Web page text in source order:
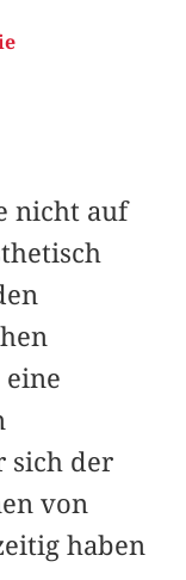
nicht auf
sich der
von
haben